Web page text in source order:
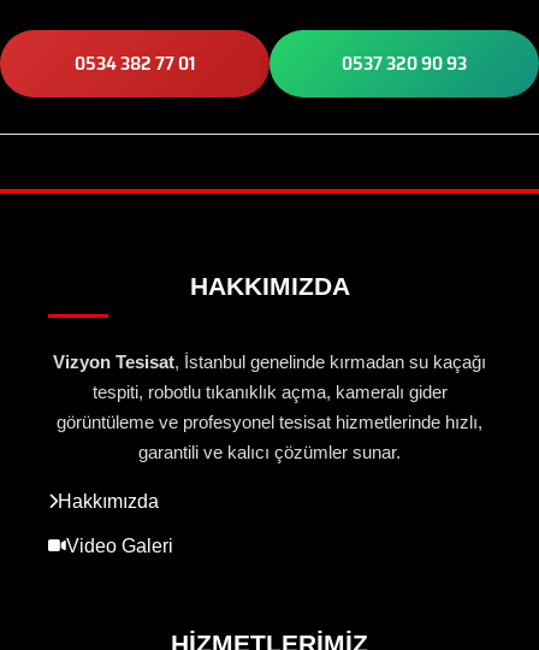
0534 382 77 01 0537 320 90 93
HAKKIMIZDA
Vizyon Tesisat, İstanbul genelinde kırmadan su kaçağı
tespiti, robotlu tıkanıklık açma, kameralı gider
görüntüleme ve profesyonel tesisat hizmetlerinde hızlı,
garantili ve kalıcı çözümler sunar.
Hakkımızda
Video Galeri
HIZMETLERIMIZ